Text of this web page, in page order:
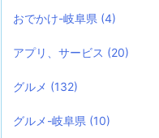
おでかけ-岐阜県 (4)
アプリ、サービス (20)
グルメ (132)
グルメ-岐阜県 (10)